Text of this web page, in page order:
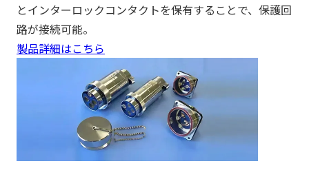
とインターロックコンタクトを保有することで、保護回
路が接続可能。
製品詳細はこちら